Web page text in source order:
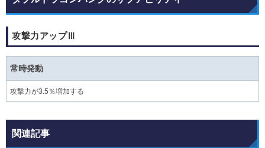
攻撃力アップⅢ
常時発動
攻撃力が3.5％増加する
関連記事